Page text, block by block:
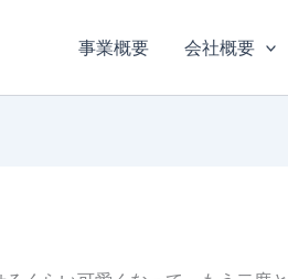
事業概要 会社概要